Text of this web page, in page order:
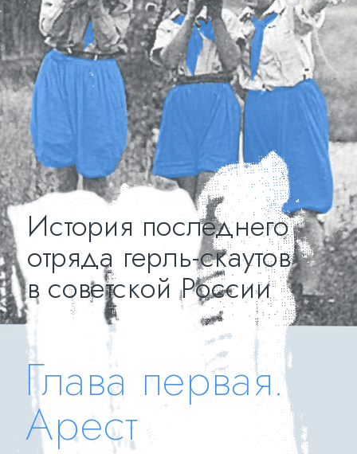
История последнего
отряда герль-скаутов
в советской России
Глава первая.
Арест